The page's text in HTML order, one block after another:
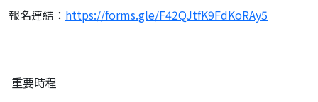
報名連結： https://forms.gle/F42QJtfK9FdKoRAy5
重要時程